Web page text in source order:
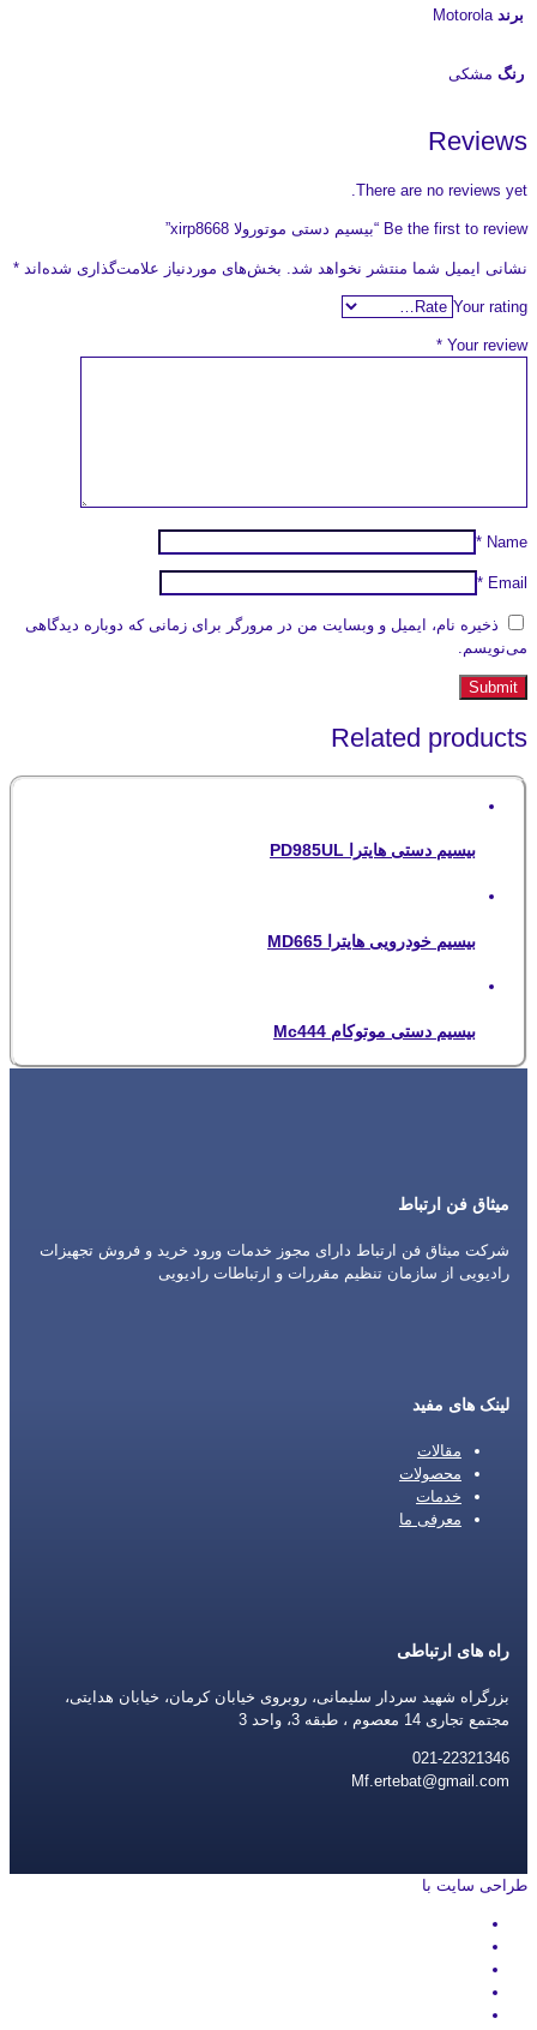
برند Motorola
رنگ مشکی
Reviews
There are no reviews yet.
Be the first to review “بیسیم دستی موتورولا xirp8668”
نشانی ایمیل شما منتشر نخواهد شد. بخش‌های موردنیاز علامت‌گذاری شده‌اند *
Your rating
Your review
*
Name
*
Email
*
ذخیره نام، ایمیل و وبسایت من در مرورگر برای زمانی که دوباره دیدگاهی
می‌نویسم.
Related products
بیسیم دستی هایترا PD985UL
بیسیم خودرویی هایترا MD665
بیسیم دستی موتوکام Mc444
میثاق فن ارتباط
شرکت میثاق فن ارتباط دارای مجوز خدمات ورود خرید و فروش تجهیزات
رادیویی از سازمان تنظیم مقررات و ارتباطات رادیویی
لینک های مفید
مقالات
محصولات
خدمات
معرفی ما
راه های ارتباطی
بزرگراه شهید سردار سلیمانی، روبروی خیابان کرمان، خیابان هدایتی،
مجتمع تجاری 14 معصوم ، طبقه 3، واحد 3
021-22321346
Mf.ertebat@gmail.com
طراحی سایت با